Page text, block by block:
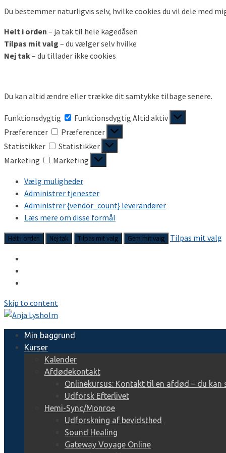
Du bestemmer naturligvis selv, hvilke cookies du vil dele med
Helt i orden – ja tak til hele kagedåsen
Tilpas mit valg – du vælger selv hvilke
Nej tak– du tillader ikke cookies
Du kan altid ændre eller trække dit samtykke tilbage senere.
Funktionsdygtig Funktionsdygtig Altid aktiv
Præferencer
Præferencer
Statistikker
Statistikker
Marketing
Marketing
Vælg muligheder
Administrer tjenester
Administrer {vendor_count} leverandører
Læs mere om disse formål
Helt i orden Nej tak Tilpas mit valg Gem mit valg Tilpas mit valg
Skip to content
Min baggrund
Kurser
Kalender
Afdødekontakt
Onlinekursus: Kontakt til en afdød – du kan
Udforsk Efterlivet
Hemi-Sync/Monroe
Udforskning af bevidsthed
Sound Healing
Gateway Voyage Online